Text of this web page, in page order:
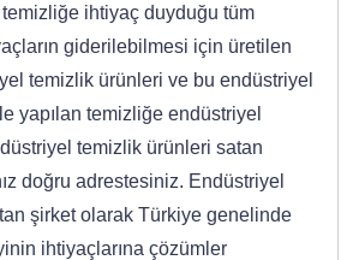
temizliğe ihtiyaç duyduğu tüm
giderilebilmesi için üretilen
temizlik ürünleri ve bu endüstriyel
yapılan temizliğe endüstriyel
temizlik ürünleri satan
doğru adrestesiniz. Endüstriyel
şirket olarak Türkiye genelinde
ihtiyaçlarına çözümler